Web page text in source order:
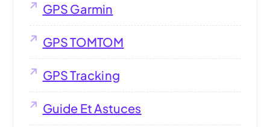
GPS Garmin
GPS TOMTOM
GPS Tracking
Guide Et Astuces